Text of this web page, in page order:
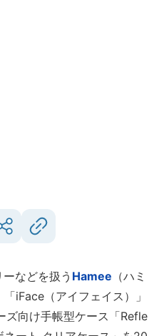
などを扱う Hamee （ハミ
iFace（アイフェイス）」
ズ向け手帳型ケース「Refle